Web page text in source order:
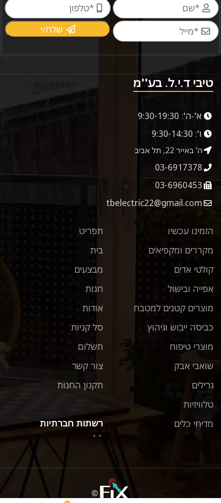
שלח/י
טיבי ד.י.ל. בע''מ
א'-ה': 9:30-19:30
ו': 9:30-14:30
ה' באייר 22, תל אביב
03-6917378
03-6960453
tbelectric22@gmail.com
תפריט
בית
מבצעים
חנות
אודות
סל קניות
תשלום
צור קשר
תקנון החנות
רשתות חברתיות
הזמינו עכשיו
מקררים ומקפיאים
קולטי אדים
אפייה ובישול
מוצרים קטנים למטבח
כביסה ייבוש וגיהוץ
מוצרי טיפוח
שואבי אבק
גרילים
טלוויזיות
מדיחי כלים